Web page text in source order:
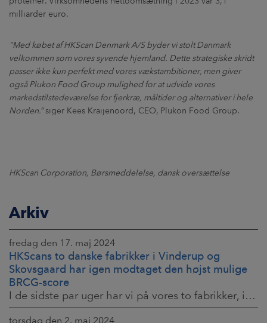
milliarder euro.
"Med købet af HKScan Denmark A/S byder vi stolt Danmark
velkommen som vores syvende hjemland. Dette strategiske skridt
passer ikke kun perfekt med vores vækstambitioner, men giver
også Plukon Food Group mulighed for at udvide vores
markedstilstedeværelse for fjerkræ, måltider og alternativer i hele
Norden.”siger Kees Kraijenoord, CEO, Plukon Food Group.
HKScan Corporation, Børsmeddelelse, dansk oversættelse
Arkiv
fredag den 17. maj 2024
HKScans to danske fabrikker i Vinderup og
Skovsgaard har igen modtaget den højst mulige
BRCG-score
I de sidste par uger har vi på vores to fabrikker, i Vinderup og Skovsgaard, haft travlt med at gennemføre BRCG audits – i år var audits anmeldte og vi
torsdag den 2. maj 2024